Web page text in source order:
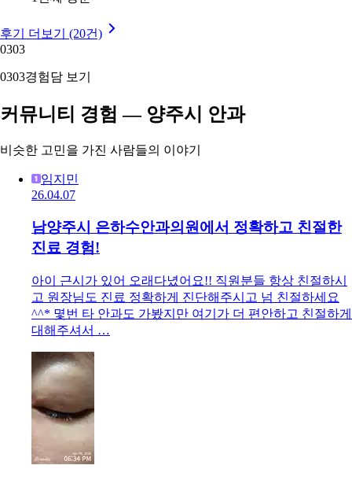
후기 더보기 (20건)
0303
0303경험담 보기
커뮤니티 경험 — 양주시 안과
비슷한 고민을 가진 사람들의 이야기
임지민
26.04.07
남양주시 은하수안과의원에서 정확하고 친절한
진료 경험!
아이 근시가 있어 오래다녔어요!! 직원분들 항상 친절하시
고 원장님도 진료 정확하게 진단해주시고 넘 친절하세요
^^* 몇번 타 안과도 가봤지만 여기가 더 편안하고 친절하게
대해주셔서 …